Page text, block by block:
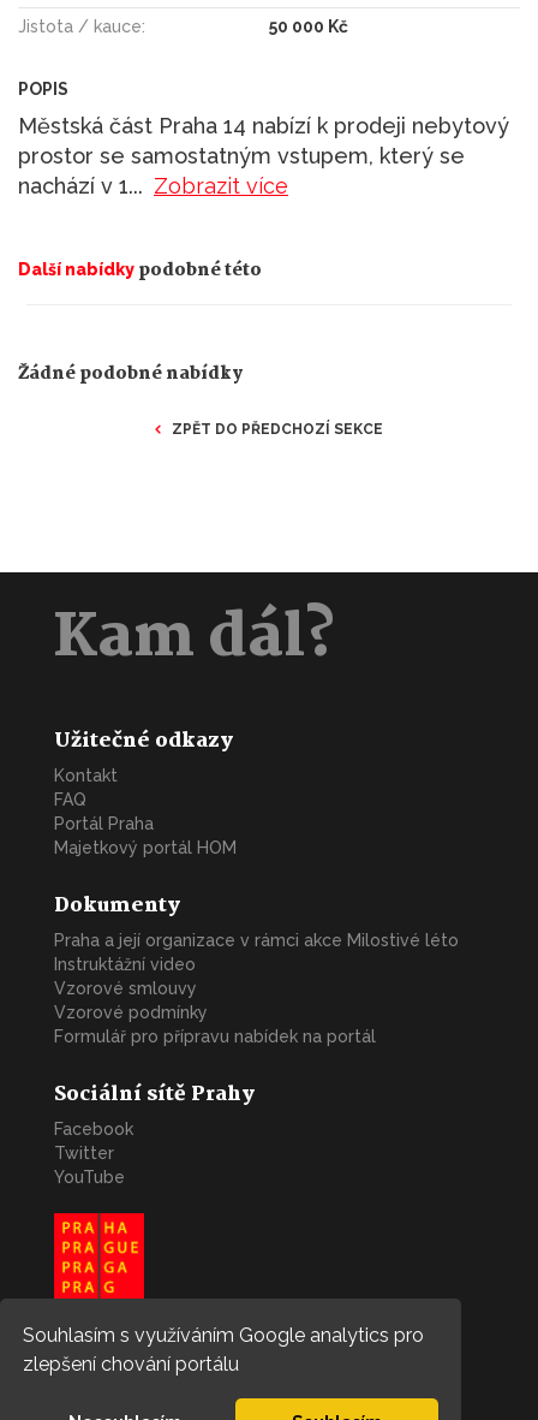
Souhlasím s využíváním Google analytics pro
zlepšení chování portálu
Jistota / kauce:
50 000 Kč
POPIS
Městská část Praha 14 nabízí k prodeji nebytový
prostor se samostatným vstupem, který se
nachází v 1... Zobrazit více
Další nabídky podobné této
Žádné podobné nabídky
ZPĚT DO PŘEDCHOZÍ SEKCE
Kam dál?
Užitečné odkazy
Kontakt
FAQ
Portál Praha
Majetkový portál HOM
Dokumenty
Praha a její organizace v rámci akce Milostivé léto
Instruktážní video
Vzorové smlouvy
Vzorové podmínky
Formulář pro přípravu nabídek na portál
Sociální sítě Prahy
Facebook
Twitter
YouTube